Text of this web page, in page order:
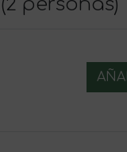
personas)